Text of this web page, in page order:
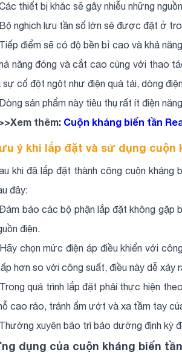
thiết bị khác sẽ gây nhiễu những
nghịch lưu tần số lớn sẽ được đặt ở
điểm sẽ có độ bền bỉ cao và khả
năng đóng và cắt cao cùng với thao
sự cố đột ngột như điện quá tải, dòng
sản phẩm này tiêu thụ rất ít điện
thêm: Cuộn kháng biến tần
ý khi lắp đặt và sử dụng cuộn
khi đã lắp đặt thành công cuộn kháng
đây:
bảo các bộ phận lắp đặt không gặp
điện.
chọn mức điện áp điều khiển với
hơn so với công suất, điều này dễ xảy
quá trình lắp đặt phải thực hiện
cao ráo, tránh ẩm ướt và xa tầm tay
xuyên bảo trì bảo dưỡng định kỳ
dụng của cuộn kháng biến